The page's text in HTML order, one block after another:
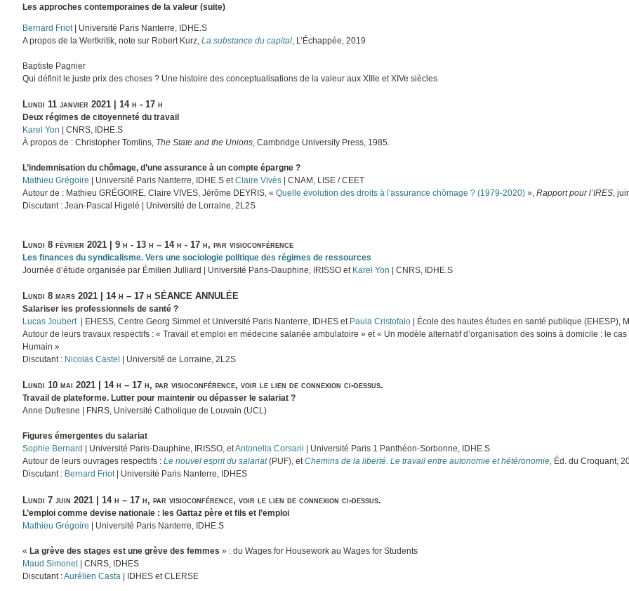
Les approches contemporaines de la valeur (suite)
Bernard Friot| Université Paris Nanterre, IDHE.S
A propos de la Wertkritik, note sur Robert Kurz,La substance du capital, L’Échappée, 2019
Baptiste Pagnier
Qui définit le juste prix des choses ? Une histoire des conceptualisations de la valeur aux XIIIe et XIVe siècles
Lundi 11 janvier 2021 | 14 h - 17 h
Deux régimes de citoyenneté du travail
Karel Yon
| CNRS, IDHE.S
À propos de : Christopher Tomlins, The State and the Unions, Cambridge University Press, 1985.
L’indemnisation du chômage, d’une assurance à un compte épargne ?
Mathieu Grégoire
| Université Paris Nanterre, IDHE.S etClaire Vivès | CNAM, LISE / CEET
Autour de : Mathieu GRÉGOIRE, Claire VIVES, Jérôme DEYRIS, «Quelle évolution des droits à l'assurance chômage ? (1979-2020) »,Rapport pour l’IRES,
Discutant : Jean-Pascal Higelé | Université de Lorraine, 2L2S
Lundi 8 février 2021 | 9 h - 13 h – 14 h - 17 h, par visioconférence
Les finances du syndicalisme. Vers une sociologie politique des régimes de ressources
Journée d’étude organisée par Émilien Julliard | Université Paris-Dauphine, IRISSO et Karel Yon | CNRS, IDHE.S
Lundi 8 mars 2021 | 14 h – 17 h SÉANCE ANNULÉE
Salariser les professionnels de santé ?
Lucas Joubert| EHESS, Centre Georg Simmel et Université Paris Nanterre, IDHES et Paula Cristofalo | École des hautes études en santé publique (EHESP),
Autour de leurs travaux respectifs : « Travail et emploi en médecine salariée ambulatoire » et « Un modèle alternatif d’organisation des soins à domicile : le
Humain »
Discutant : Nicolas Castel | Université de Lorraine, 2L2S
Lundi 10 mai 2021 | 14 h – 17 h, par visioconférence, voir le lien de connexion ci-dessus.
Travail de plateforme. Lutter pour maintenir ou dépasser le salariat ?
Anne Dufresne | FNRS, Université Catholique de Louvain (UCL)
Figures émergentes du salariat
Sophie Bernard
| Université Paris-Dauphine, IRISSO, etAntonella Corsani
| Université Paris 1 Panthéon-Sorbonne, IDHE.S
Autour de leurs ouvrages respectifs :Le nouvel esprit du salariat(PUF), etChemins de la liberté. Le travail entre autonomie et hétéronomie, Éd. du Croquant,
Discutant : Bernard Friot| Université Paris Nanterre, IDHES
Lundi 7 juin 2021 | 14 h – 17 h, par visioconférence, voir le lien de connexion ci-dessus.
L’emploi comme devise nationale : les Gattaz père et fils et l’emploi
Mathieu Grégoire | Université Paris Nanterre, IDHE.S
«La grève des stages est une grève des femmes » : du Wages for Housework au Wages for Students
Maud Simonet | CNRS, IDHES
Discutant :Aurélien Casta | IDHES et CLERSE